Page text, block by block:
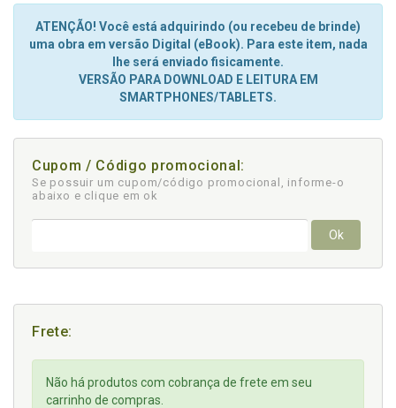
ATENÇÃO! Você está adquirindo (ou recebeu de brinde)
uma obra em versão Digital (eBook). Para este item, nada
lhe será enviado fisicamente.
VERSÃO PARA DOWNLOAD E LEITURA EM
SMARTPHONES/TABLETS.
Cupom / Código promocional:
Se possuir um cupom/código promocional, informe-o
abaixo e clique em ok
Ok
Frete:
Não há produtos com cobrança de frete em seu
carrinho de compras.